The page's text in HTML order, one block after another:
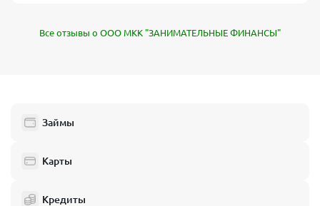
Все отзывы о ООО МКК "ЗАНИМАТЕЛЬНЫЕ ФИНАНСЫ"
Займы
Карты
Кредиты